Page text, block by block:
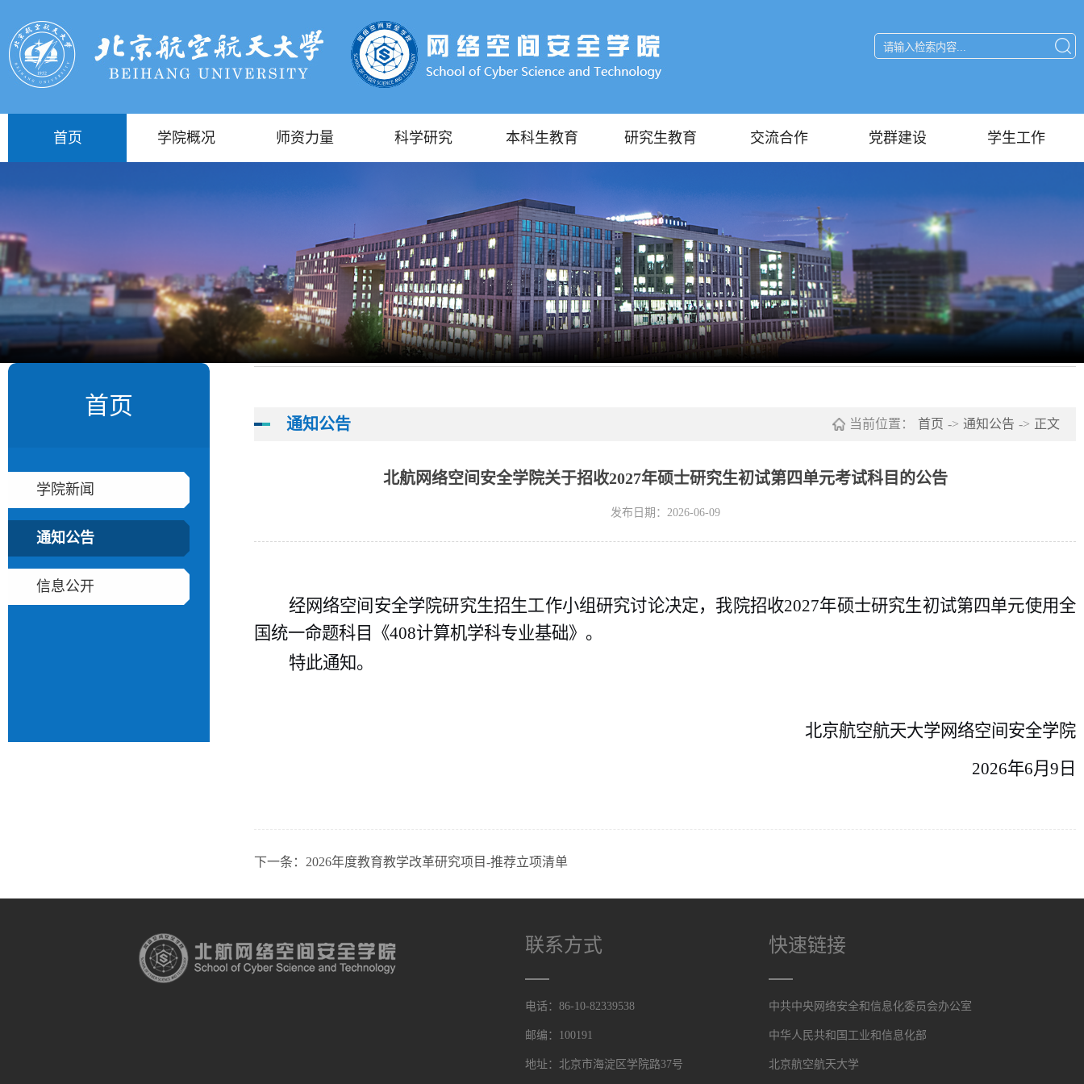
首页 学院概况 师资力量 科学研究 本科生教育 研究生教育 交流合作 党群建设 学生工作
首页
学院新闻
通知公告
信息公开
通知公告 当前位置： 首页 -> 通知公告 -> 正文
北航网络空间安全学院关于招收2027年硕士研究生初试第四单元考试科目的公告
发布日期：2026-06-09
经网络空间安全学院研究生招生工作小组研究讨论决定，我院招收2027年硕士研究生初试第四单元使用全
国统一命题科目《408计算机学科专业基础》 。
特此通知。
北京航空航天大学网络空间安全学院
2026年6月 9 日
下一条： 2026年度教育教学改革研究项目-推荐立项清单
联系方式
电话：86-10-82339538
邮编：100191
地址：北京市海淀区学院路37号
快速链接
中共中央网络安全和信息化委员会办公室
中华人民共和国工业和信息化部
北京航空航天大学